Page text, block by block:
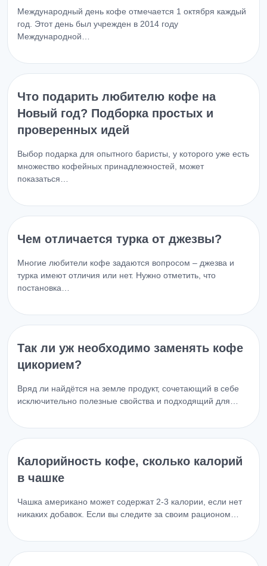
Международный день кофе отмечается 1 октября каждый
год. Этот день был учрежден в 2014 году
Международной…
Что подарить любителю кофе на
Новый год? Подборка простых и
проверенных идей
Выбор подарка для опытного баристы, у которого уже есть
множество кофейных принадлежностей, может
показаться…
Чем отличается турка от джезвы?
Многие любители кофе задаются вопросом – джезва и
турка имеют отличия или нет. Нужно отметить, что
постановка…
Так ли уж необходимо заменять кофе
цикорием?
Вряд ли найдётся на земле продукт, сочетающий в себе
исключительно полезные свойства и подходящий для…
Калорийность кофе, сколько калорий
в чашке
Чашка американо может содержат 2-3 калории, если нет
никаких добавок. Если вы следите за своим рационом…